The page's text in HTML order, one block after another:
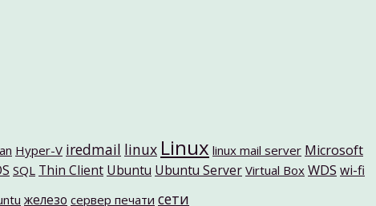
Hyper-V iredmail linux Linux linux mail server Microsoft
SQL Thin Client Ubuntu Ubuntu Server Virtual Box WDS wi-fi
железо сервер печати сети